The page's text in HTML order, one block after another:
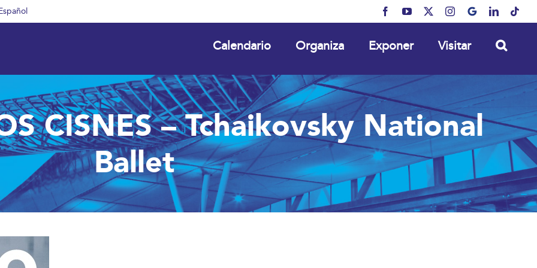
FacebookYouTube Instagram
MyBusinessLinkedIn
Calendario Organiza Exponer Visitar
CISNES – Tchaikovsky National
Ballet